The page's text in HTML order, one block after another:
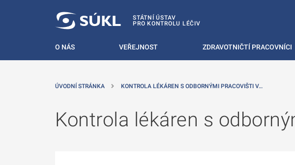
STÁTNÍ ÚSTAV
PRO KONTROLU LÉČIV
O NÁS VEŘEJNOST ZDRAVOTNIČTÍ PRACOVNÍCI
ÚVODNÍ STRÁNKA KONTROLA LÉKÁREN S ODBORNÝMI PRACOVIŠTI V…
Kontrola lékáren s